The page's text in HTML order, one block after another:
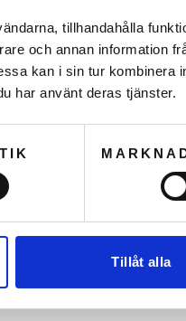
tillhandahålla
och annan information
kan i sin tur kombinera
har använt deras tjänster.
Tillåt alla
Se vores udvalg af bats fra
Se vores udvalg af tilbehør
Se vores udvalg af